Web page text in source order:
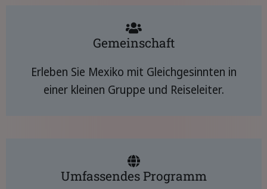
Gemeinschaft
Erleben Sie Mexiko mit Gleichgesinnten in
einer kleinen Gruppe und Reiseleiter.
Umfassendes Programm